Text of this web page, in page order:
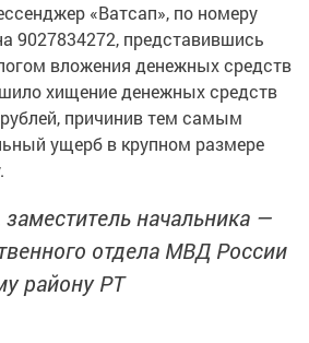
«Ватсап», по номеру
9027834272, представившись
вложения денежных средств
хищение денежных средств
причинив тем самым
ущерб в крупном размере
начальника —
отдела МВД России
району РТ